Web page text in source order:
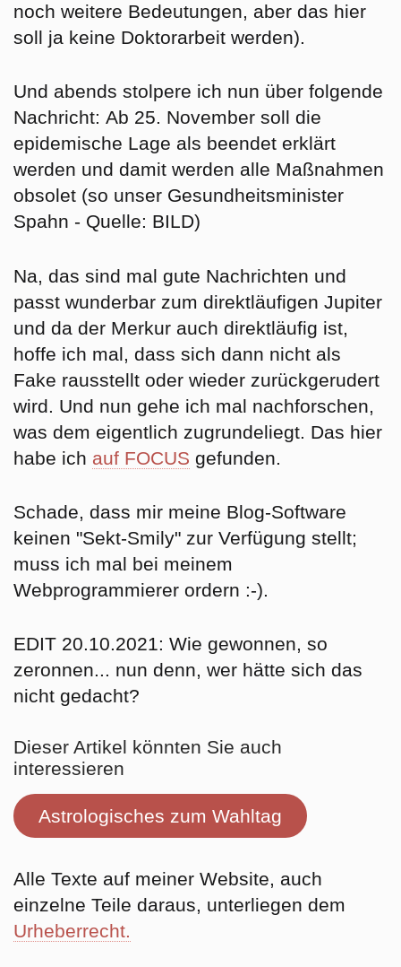
noch weitere Bedeutungen, aber das hier
soll ja keine Doktorarbeit werden).
Und abends stolpere ich nun über folgende
Nachricht: Ab 25. November soll die
epidemische Lage als beendet erklärt
werden und damit werden alle Maßnahmen
obsolet (so unser Gesundheitsminister
Spahn - Quelle: BILD)
Na, das sind mal gute Nachrichten und
passt wunderbar zum direktläufigen Jupiter
und da der Merkur auch direktläufig ist,
hoffe ich mal, dass sich dann nicht als
Fake rausstellt oder wieder zurückgerudert
wird. Und nun gehe ich mal nachforschen,
was dem eigentlich zugrundeliegt. Das hier
habe ich auf FOCUS gefunden.
Schade, dass mir meine Blog-Software
keinen "Sekt-Smily" zur Verfügung stellt;
muss ich mal bei meinem
Webprogrammierer ordern :-).
EDIT 20.10.2021: Wie gewonnen, so
zeronnen... nun denn, wer hätte sich das
nicht gedacht?
Dieser Artikel könnten Sie auch
interessieren
Astrologisches zum Wahltag
Alle Texte auf meiner Website, auch
einzelne Teile daraus, unterliegen dem
Urheberrecht.